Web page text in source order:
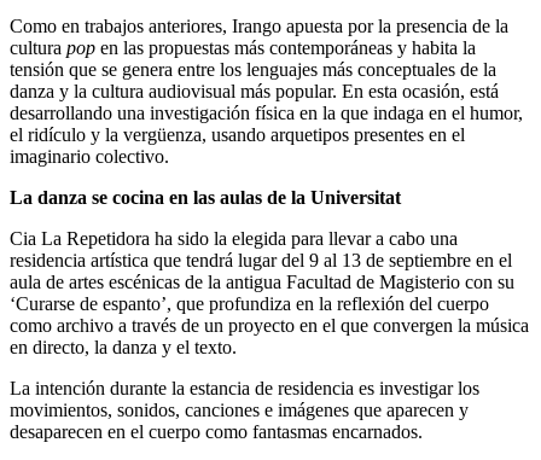
Como en trabajos anteriores, Irango apuesta por la presencia de la
cultura pop en las propuestas más contemporáneas y habita la
tensión que se genera entre los lenguajes más conceptuales de la
danza y la cultura audiovisual más popular. En esta ocasión, está
desarrollando una investigación física en la que indaga en el humor,
el ridículo y la vergüenza, usando arquetipos presentes en el
imaginario colectivo.
La danza se cocina en las aulas de la Universitat
Cia La Repetidora ha sido la elegida para llevar a cabo una
residencia artística que tendrá lugar del 9 al 13 de septiembre en el
aula de artes escénicas de la antigua Facultad de Magisterio con su
‘Curarse de espanto’, que profundiza en la reflexión del cuerpo
como archivo a través de un proyecto en el que convergen la música
en directo, la danza y el texto.
La intención durante la estancia de residencia es investigar los
movimientos, sonidos, canciones e imágenes que aparecen y
desaparecen en el cuerpo como fantasmas encarnados.